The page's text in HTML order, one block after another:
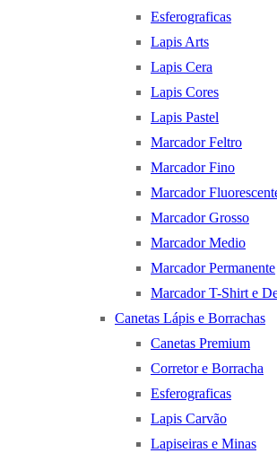
Esferograficas
Lapis Arts
Lapis Cera
Lapis Cores
Lapis Pastel
Marcador Feltro
Marcador Fino
Marcador
Marcador Grosso
Marcador Medio
Marcador Permanente
Marcador T-Shirt e
Canetas Lápis e Borrachas
Canetas Premium
Corretor e Borracha
Esferograficas
Lapis Carvão
Lapiseiras e Minas